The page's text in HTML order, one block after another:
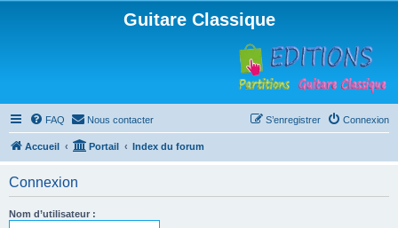
Guitare Classique
FAQ Nous contacter Connexion
S’enregistrer
Accueil Portail Index du forum
Connexion
Nom d’utilisateur :